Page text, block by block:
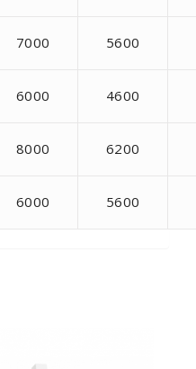
7000 5600
6000 4600
8000 6200
6000 5600